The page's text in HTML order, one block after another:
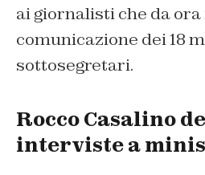
ai giornalisti che da
comunicazione dei 18
sottosegretari.
Rocco Casalino
interviste a